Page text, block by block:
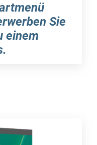
Sie
einem
großen Schritt
speziell für die
entwickelt wurde.